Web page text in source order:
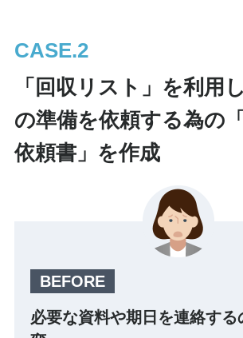
CASE.
「回収リスト」を利用
の準備を依頼する為の
依頼書」を作成
必要な資料や期日を連絡する